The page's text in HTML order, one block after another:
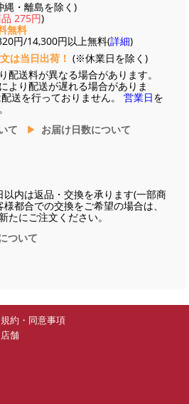
・離島を除く)
275円)
無料
円/14,300円以上無料(詳細)
は当日出荷！ (※休業日を除く)
配送料が異なる場合があります。
より配送が遅れる場合がありま
送を行っておりません。 営業日を
て
お届け日数について
以内は返品・交換を承ります(一部商
都合での交換をご希望の場合は、
たにご注文ください。
ついて
規約・同意事項
店舗